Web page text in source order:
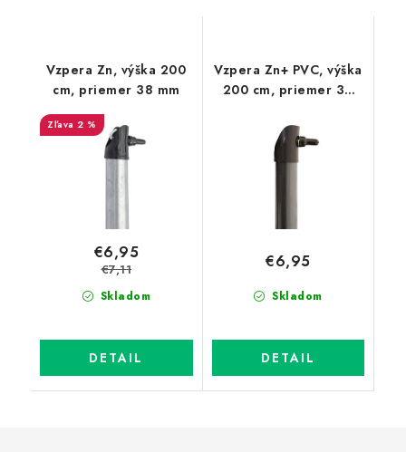
Vzpera Zn, výška 200
cm, priemer 38 mm
2 %
Skladom
€6,95
€7,11
DETAIL
Vzpera Zn+ PVC, výška
200 cm, priemer 38
Skladom
€6,95
DETAIL